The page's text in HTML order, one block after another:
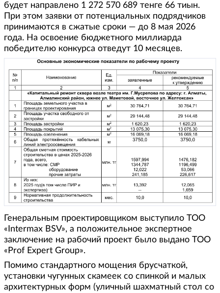
будет направлено 1 272 570 689 тенге 66 тиын.
При этом заявки от потенциальных подрядчиков
принимаются в сжатые сроки — до 8 мая 2026
года. На освоение бюджетного миллиарда
победителю конкурса отведут 10 месяцев.
Генеральным проектировщиком выступило ТОО
«Intermax BSV», а положительное экспертное
заключение на рабочий проект было выдано ТОО
«Prof Expert Group».
Помимо стандартного мощения брусчаткой,
установки чугунных скамеек со спинкой и малых
архитектурных форм (уличный шахматный стол со